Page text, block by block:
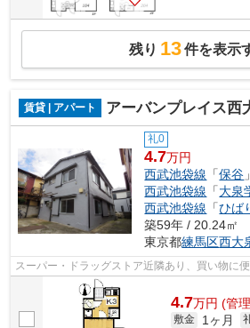
残り 13件を表示
賃貸 | アパート アーバンプレイス西
礼0
4.7万円
西武池袋線 「保谷
西武池袋線 「大泉
西武池袋線 「ひば
築59年 / 20.24㎡
東京都練馬区西大
スーパー・ドラッグストア近隣あり、買い物に
4.7万円 (管
敷金 1ヶ月